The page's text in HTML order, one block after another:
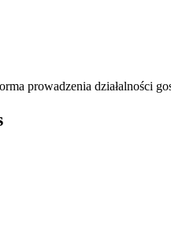
prowadzenia działalności